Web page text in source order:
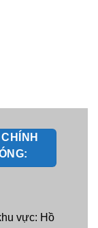
vực: Hồ